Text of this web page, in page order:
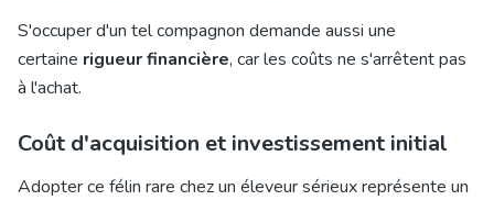
S'occuper d'un tel compagnon demande aussi une
certaine rigueur financière, car les coûts ne s'arrêtent pas
à l'achat.
Coût d'acquisition et investissement initial
Adopter ce félin rare chez un éleveur sérieux représente un